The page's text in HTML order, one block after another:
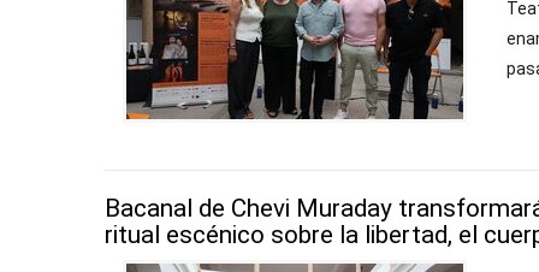
Bacanal de Chevi Muraday
ritual escénico sobre la libertad, el